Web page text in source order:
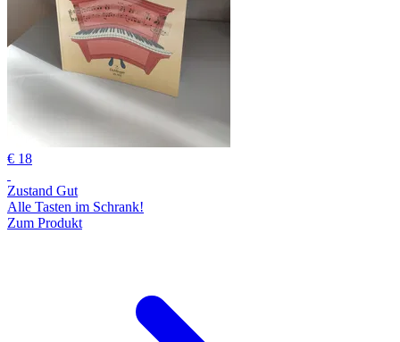
€ 18
Zustand Gut
Alle Tasten im Schrank!
Zum Produkt